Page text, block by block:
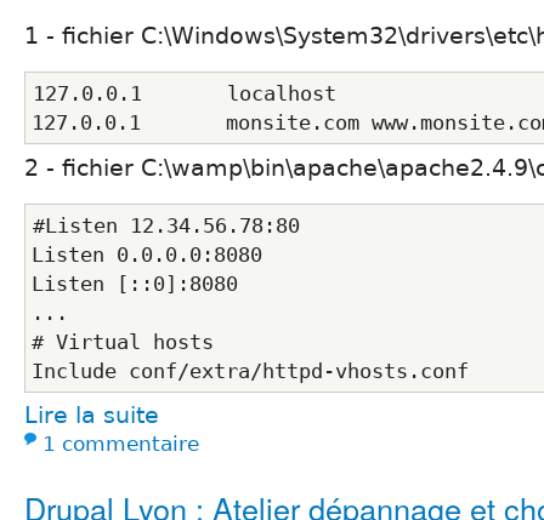
1 - fichier
127.0.0.1       localhost
127.0.0.1       monsite.com
2 - fichier
#Listen 12.34.56.78:80
Listen 0.0.0.0:8080
Listen [::0]:8080
...
# Virtual hosts
Include conf/extra/httpd-vhosts.conf
Lire la suite
1 commentaire
Drupal Lyon : Atelier dépannage et